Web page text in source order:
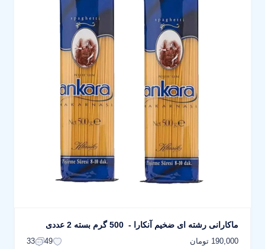
ماکارانی رشته ای ضخیم آنکارا - 500 گرم بسته 2 عددی
190,000 تومان 49
33